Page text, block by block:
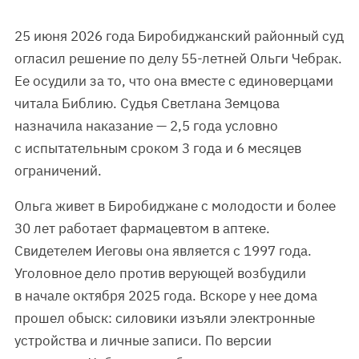
25 июня 2026 года Биробиджанский районный суд
огласил решение по делу 55-летней Ольги Чебрак.
Ее осудили за то, что она вместе с единоверцами
читала Библию. Судья Светлана Земцова
назначила наказание — 2,5 года условно
с испытательным сроком 3 года и 6 месяцев
ограничений.
Ольга живет в Биробиджане с молодости и более
30 лет работает фармацевтом в аптеке.
Свидетелем Иеговы она является с 1997 года.
Уголовное дело против верующей возбудили
в начале октября 2025 года. Вскоре у нее дома
прошел обыск: силовики изъяли электронные
устройства и личные записи. По версии